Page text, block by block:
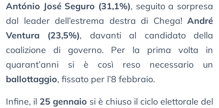
António José Seguro (31,1%), seguito a sorpresa
dal leader dell’estrema destra di Chega! André
Ventura (23,5%), davanti al candidato della
coalizione di governo. Per la prima volta in
quarant’anni si è così reso necessario un
ballottaggio, fissato per l’8 febbraio.
Infine, il 25 gennaio si è chiuso il ciclo elettorale del